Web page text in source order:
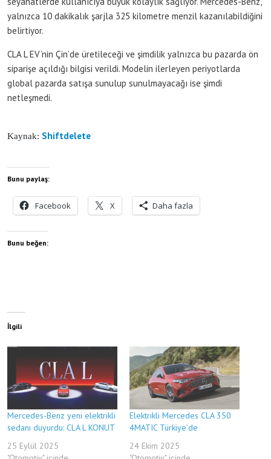
yalnızca 10 dakikalık şarjla 325 kilometre menzil kazanılabildiğini
belirtiyor.
CLA L EV’nin Çin’de üretileceği ve şimdilik yalnızca bu pazarda ön
siparişe açıldığı bilgisi verildi. Modelin ilerleyen periyotlarda
global pazarda satışa sunulup sunulmayacağı ise şimdi
netleşmedi.
Kaynak: Shiftdelete
Bunu paylaş:
Facebook X Daha fazla
Bunu beğen:
İlgili
Mercedes-Benz yeni elektrikli
sedanı duyurdu: CLA L KONUT
25 Eylül 2025
Elektrikli Mercedes CLA 350
4MATIC Türkiye’de
24 Ekim 2025